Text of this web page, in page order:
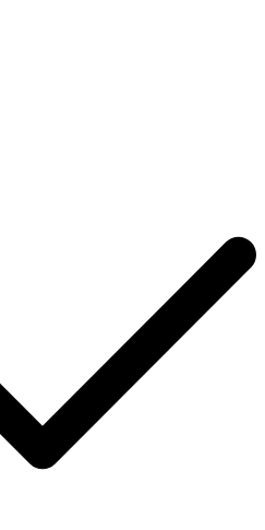
работы